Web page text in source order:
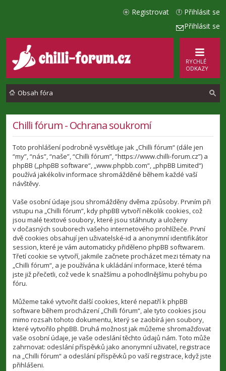
Přihlásit se
Přihlásit se
Registrovat
RYCHLÉ
ODKAZY
Obsah fóra
Chilli fórum - Ochrana soukromí
Toto prohlášení podrobně vysvětluje jak „Chilli fórum“ (dále jen
“my”, “nás”, “naše”, “Chilli fórum”, “https://www.chilli-forum.cz”) a
phpBB („phpBB software“, „www.phpbb.com“, „phpBB Limited“)
používá jakékoliv informace shromážděné během každé vaší
návštěvy.
Vaše osobní údaje jsou shromážděny dvěma způsoby. Prvním při
vstupu na „Chilli fórum“, kdy phpBB vytvoří několik cookies, což
jsou malé textové soubory, které jsou stáhnuty a uloženy
v dočasných souborech vašeho internetového prohlížeče. První
dvě cookies obsahují jen uživatelské-id a anonymní identifikátor
session, které je vám automaticky přiděleno phpBB softwarem.
Třetí cookie se vytvoří, jakmile začnete procházet mezi tématy na
„Chilli fórum“, a je používána k ukládání informace, které téma
jste již přečetli, což vede k snažšímu a pohodlnějšímu pohybu po
fóru.
Můžeme také vytvořit další cookies, které nepatří k phpBB
software během procházení „Chilli fórum“, ale tyto cookies jsou
mimo rozsah tohoto dokumentu, který se zaobírá jen soubory,
které vytvořilo phpBB. Druhá možnost jak můžeme shromažďovat
vaše osobní údaje, je vaše odeslání těchto údajů nám. Toto může
zahrnovat: odeslání příspěvků jako anonymní uživatel, registrace
na „Chilli fórum“ a odeslání příspěvků po vaší registrace, když jste
přihlášeni.